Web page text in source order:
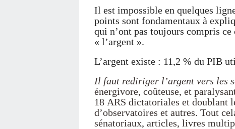
Il est impossible en quelques
points sont fondamentaux à
qui n’ont pas toujours compris ce
« l’argent ».
L’argent existe : 11,2 % du PIB
Il faut rediriger l’argent vers les
énergivore, coûteuse, et
18 ARS dictatoriales et doublant
d’observatoires et autres. Tout
sénatoriaux, articles, livres